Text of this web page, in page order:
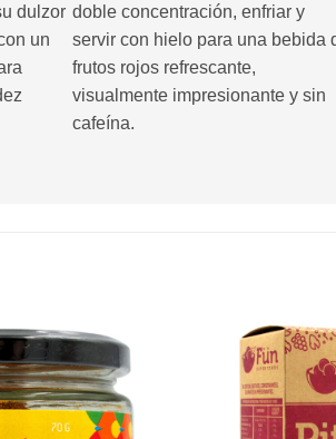
dulzor
un
doble concentración, enfriar y
servir con hielo para una bebida
frutos rojos refrescante,
visualmente impresionante y sin
cafeína.